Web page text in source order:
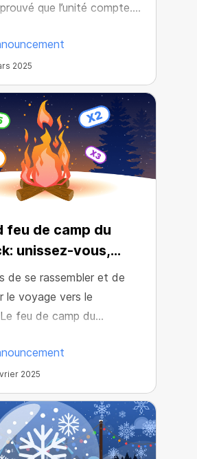
que l’unité compte.
en crypto! Désormais,
de l’écosystème
de ce cashback grâce à
2025
feu de camp du
unissez-vous,
rapprochez le
de se rassembler et de
le voyage vers le
feu de camp du
chaleur. Plus d'achats
le feu, augmentant le
toute la communauté
2025